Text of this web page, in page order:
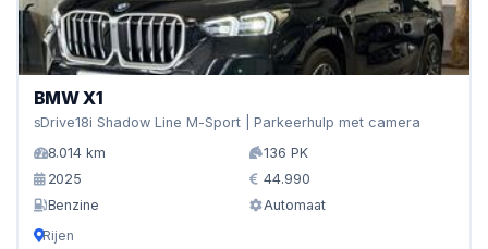
BMW X1
sDrive18i Shadow Line M-Sport | Parkeerhulp met camera
8.014 km
136 PK
2025
44.990
Benzine
Automaat
Rijen